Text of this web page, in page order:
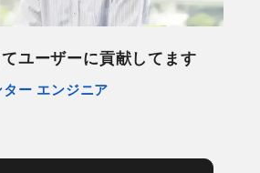
ユーザーに​貢献してます
ー エンジニア